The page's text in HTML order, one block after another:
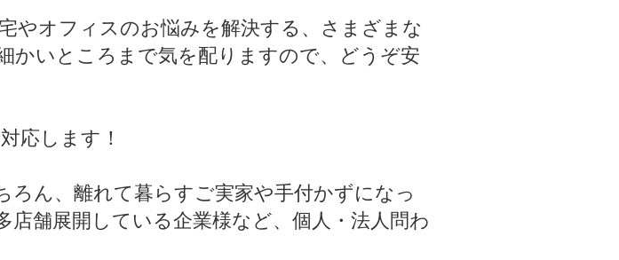
オフィスのお悩みを解決する、さまざまな
かいところまで気を配りますので、どうぞ安
応します！
ん、離れて暮らすご実家や手付かずになっ
舗展開している企業様など、個人・法人問わ